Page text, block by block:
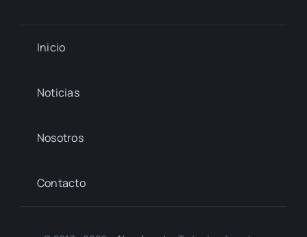
Inicio
Noticias
Nosotros
Contacto